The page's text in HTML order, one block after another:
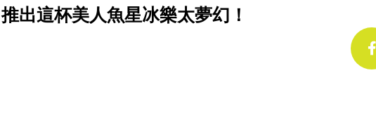
出這杯美人魚星冰樂太夢幻！
c